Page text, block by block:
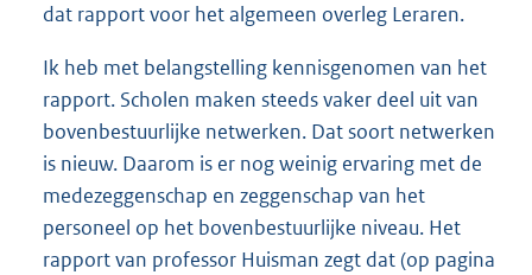
dat rapport voor het algemeen overleg Leraren.
Ik heb met belangstelling kennisgenomen van het
rapport. Scholen maken steeds vaker deel uit van
bovenbestuurlijke netwerken. Dat soort netwerken
is nieuw. Daarom is er nog weinig ervaring met de
medezeggenschap en zeggenschap van het
personeel op het bovenbestuurlijke niveau. Het
rapport van professor Huisman zegt dat (op pagina